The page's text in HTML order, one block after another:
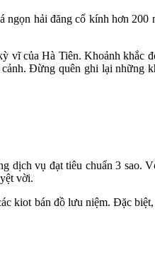
hải đăng cổ kính hơn 200
vĩ của Hà Tiên. Khoảnh khắc
Đừng quên ghi lại những
vụ đạt tiêu chuẩn 3 sao.
vời.
kiot bán đồ lưu niệm. Đặc